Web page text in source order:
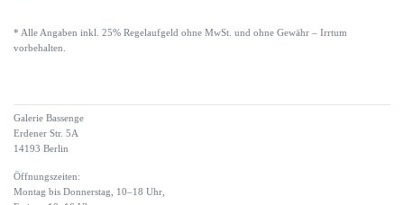
* Alle Angaben inkl. 25% Regelaufgeld ohne MwSt. und ohne Gewähr – Irrtum
vorbehalten.
Galerie Bassenge
Erdener Str. 5A
14193 Berlin
Öffnungszeiten:
Montag bis Donnerstag, 10–18 Uhr,